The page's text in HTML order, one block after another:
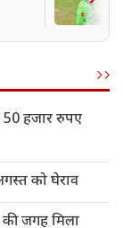
50 हजार रुपए
को घेराव
की जगह मिला